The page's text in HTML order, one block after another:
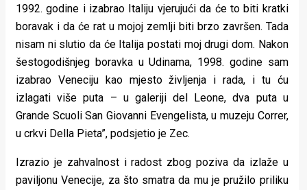
1992. godine i izabrao Italiju vjerujući da će to biti kratki
boravak i da će rat u mojoj zemlji biti brzo završen. Tada
nisam ni slutio da će Italija postati moj drugi dom. Nakon
šestogodišnjeg boravka u Udinama, 1998. godine sam
izabrao Veneciju kao mjesto življenja i rada, i tu ću
izlagati više puta – u galeriji del Leone, dva puta u
Grande Scuoli San Giovanni Evengelista, u muzeju Correr,
u crkvi Della Pieta”, podsjetio je Zec.
Izrazio je zahvalnost i radost zbog poziva da izlaže u
paviljonu Venecije, za što smatra da mu je pružilo priliku